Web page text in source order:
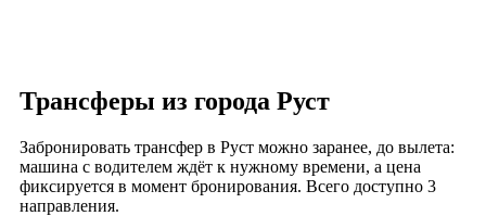
Трансферы из города Руст
Забронировать трансфер в Руст можно заранее, до вылета:
машина с водителем ждёт к нужному времени, а цена
фиксируется в момент бронирования. Всего доступно 3
направления.